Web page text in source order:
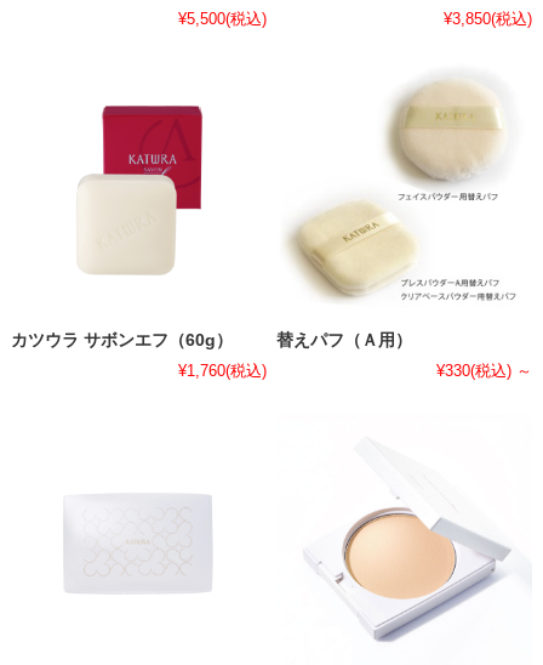
¥5,500(税込)
¥3,850(税込)
カツウラ サボンエフ（60g）
¥1,760(税込)
替えパフ（Ａ用）
¥330(税込) ～